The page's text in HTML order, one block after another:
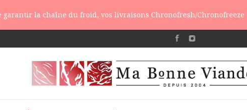
garantir la chaîne du froid, vos livraisons Chronofresh/Chronofreeze